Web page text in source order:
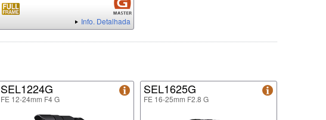
Info. Detalhada
SEL1224G
FE 12-24mm F4 G
SEL1625G
FE 16-25mm F2.8 G